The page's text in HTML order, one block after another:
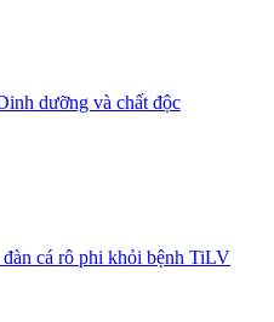
dưỡng và chất độc
cá rô phi khỏi bệnh TiLV